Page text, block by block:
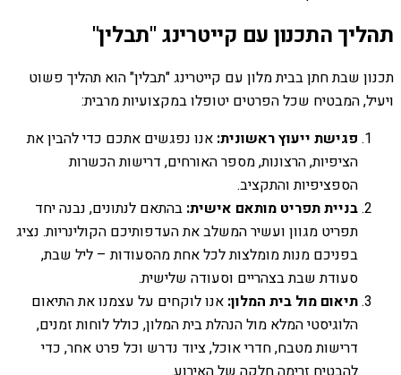
תהליך התכנון עם קייטרינג "תבלין"
תכנון שבת חתן בבית מלון עם קייטרינג "תבלין" הוא תהליך פשוט
ויעיל, המבטיח שכל הפרטים יטופלו במקצועיות מרבית:
פגישת ייעוץ ראשונית: אנו נפגשים אתכם כדי להבין את
הציפיות, הרצונות, מספר האורחים, דרישות הכשרות
הספציפיות והתקציב.
בניית תפריט מותאם אישית: בהתאם לנתונים, נבנה יחד
תפריט מגוון ועשיר המשלב את העדפותיכם הקולינריות. נציג
בפניכם מנות מומלצות לכל אחת מהסעודות – ליל שבת,
סעודת שבת בצהריים וסעודה שלישית.
תיאום מול בית המלון: אנו לוקחים על עצמנו את התיאום
הלוגיסטי המלא מול הנהלת בית המלון, כולל לוחות זמנים,
דרישות מטבח, חדרי אוכל, ציוד נדרש וכל פרט אחר, כדי